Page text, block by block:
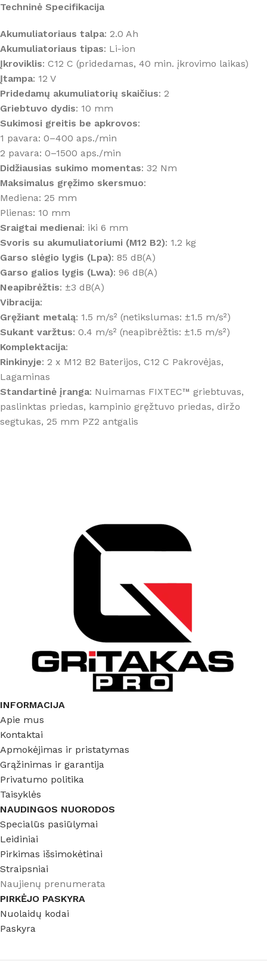
Techninė Specifikacija
Akumuliatoriaus talpa: 2.0 Ah
Akumuliatoriaus tipas: Li-ion
Įkroviklis: C12 C (pridedamas, 40 min. įkrovimo laikas)
Įtampa: 12 V
Pridedamų akumuliatorių skaičius: 2
Griebtuvo dydis: 10 mm
Sukimosi greitis be apkrovos:
1 pavara: 0–400 aps./min
2 pavara: 0–1500 aps./min
Didžiausias sukimo momentas: 32 Nm
Maksimalus gręžimo skersmuo:
Mediena: 25 mm
Plienas: 10 mm
Sraigtai medienai: iki 6 mm
Svoris su akumuliatoriumi (M12 B2): 1.2 kg
Garso slėgio lygis (Lpa): 85 dB(A)
Garso galios lygis (Lwa): 96 dB(A)
Neapibrėžtis: ±3 dB(A)
Vibracija:
Gręžiant metalą: 1.5 m/s² (netikslumas: ±1.5 m/s²)
Sukant varžtus: 0.4 m/s² (neapibrėžtis: ±1.5 m/s²)
Komplektacija:
Rinkinyje: 2 x M12 B2 Baterijos, C12 C Pakrovėjas,
Lagaminas
Standartinė įranga: Nuimamas FIXTEC™ griebtuvas,
paslinktas priedas, kampinio gręžtuvo priedas, diržo
segtukas, 25 mm PZ2 antgalis
INFORMACIJA
Apie mus
Kontaktai
Apmokėjimas ir pristatymas
Grąžinimas ir garantija
Privatumo politika
Taisyklės
NAUDINGOS NUORODOS
Specialūs pasiūlymai
Leidiniai
Pirkimas išsimokėtinai
Straipsniai
Naujienų prenumerata
PIRKĖJO PASKYRA
Nuolaidų kodai
Paskyra